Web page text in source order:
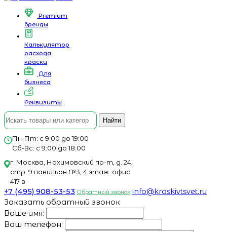
Premium
бренды
Калькулятор
расхода
краски
Для
бизнеса
Реквизиты
Найти
Пн-Пт: с 9:00 до 19:00
Сб-Вс: с 9:00 до 18:00
г. Москва, Нахимовский пр-т, д. 24,
стр. 9 павильон №3, 4 этаж. офис
417 в
+7 (495) 908-53-53 Обратный звонок info@kraskivtsvet.ru
Заказать обратный звонок
Ваше имя:
Ваш телефон: